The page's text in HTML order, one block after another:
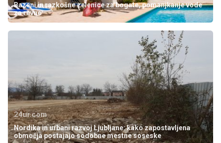
Bazeni in razkošne zelenice za bogate, pomanjkanje vode
za revne
24ur.com
Nordika in urbani razvoj Ljubljane: kako zapostavljena
območja postajajo sodobne mestne soseske